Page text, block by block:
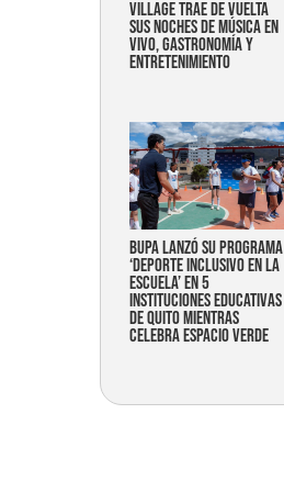
Village trae de vuelta
sus noches de música en
vivo, gastronomía y
entretenimiento
Bupa lanzó su programa
‘Deporte Inclusivo en la
Escuela’ en 5
instituciones educativas
de Quito mientras
celebra espacio verde